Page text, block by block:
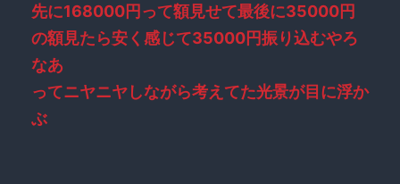
先に168000円って額見せて最後に35000円
の額見たら安く感じて35000円振り込むやろ
なあ
ってニヤニヤしながら考えてた光景が目に浮か
ぶ